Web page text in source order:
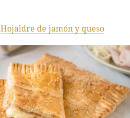
Hojaldre de jamón y queso